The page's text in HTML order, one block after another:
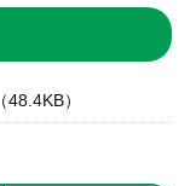
（48.4KB）